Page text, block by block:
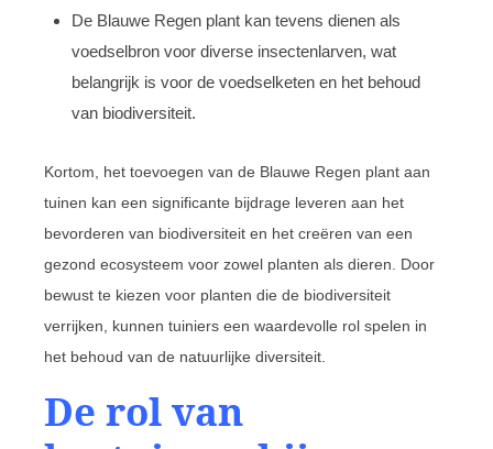
De Blauwe Regen plant kan tevens dienen als
voedselbron voor diverse insectenlarven, wat
belangrijk is voor de voedselketen en het behoud
van biodiversiteit.
Kortom, het toevoegen van de Blauwe Regen plant aan
tuinen kan een significante bijdrage leveren aan het
bevorderen van biodiversiteit en het creëren van een
gezond ecosysteem voor zowel planten als dieren. Door
bewust te kiezen voor planten die de biodiversiteit
verrijken, kunnen tuiniers een waardevolle rol spelen in
het behoud van de natuurlijke diversiteit.
De rol van